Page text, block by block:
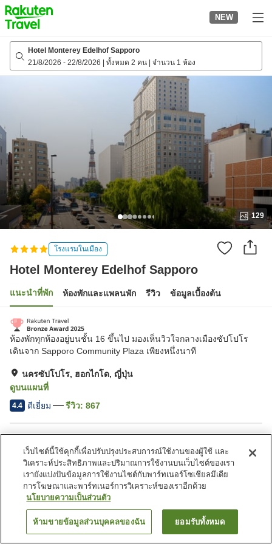
to
top
page
NEW
Hotel Monterey Edelhof Sapporo
21/8/2026 - 22/8/2026 ทั้งหมด 2 คน จำนวน 1 ห้อง
129
โรงแรมในเมือง
Hotel Monterey Edelhof Sapporo
แนะนำที่พัก ห้องพักและแพลนพัก รีวิว ข้อมูลเบื้องต้น
ห้องพักทุกห้องอยู่บนชั้น 16 ขึ้นไป มองเห็นวิวใจกลางเมืองซัปโปโร
เดินจาก Sapporo Community Plaza เพียงหนึ่งนาที
นครซัปโปโร, ฮอกไกโด, ญี่ปุ่น
ดูบนแผนที่
4.4 ดีเยี่ยม รีวิว: 867
ที่จอดรถ
อ่างน้ำวน
อ่างหินร้อน
ซาวน่า
หน้าแรก ญี่ปุ่น ฮอกไกโด
Hotel Monterey Edelhof Sapporo
ค้นหาห้องพัก
เว็บไซต์นี้ใช้คุกกี้เพื่อปรับปรุงประสบการณ์ใช้งานของผู้ใช้ และ
วิเคราะห์ประสิทธิภาพและปริมาณการใช้งานบนเว็บไซต์ของเรา
เรายังแบ่งปันข้อมูลการใช้งานไซต์กับพาร์ทเนอร์โซเชียลมีเดีย
การโฆษณาและพาร์ทเนอร์การวิเคราะห์ของเราอีกด้วย
นโยบายความเป็นส่วนตัว
ห้ามขายข้อมูลส่วนบุคคลของฉัน ยอมรับทั้งหมด